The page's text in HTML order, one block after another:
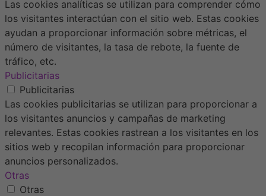
Las cookies analíticas se utilizan para comprender cómo
los visitantes interactúan con el sitio web. Estas cookies
ayudan a proporcionar información sobre métricas, el
número de visitantes, la tasa de rebote, la fuente de
tráfico, etc.
Publicitarias
Publicitarias
Las cookies publicitarias se utilizan para proporcionar a
los visitantes anuncios y campañas de marketing
relevantes. Estas cookies rastrean a los visitantes en los
sitios web y recopilan información para proporcionar
anuncios personalizados.
Otras
Otras